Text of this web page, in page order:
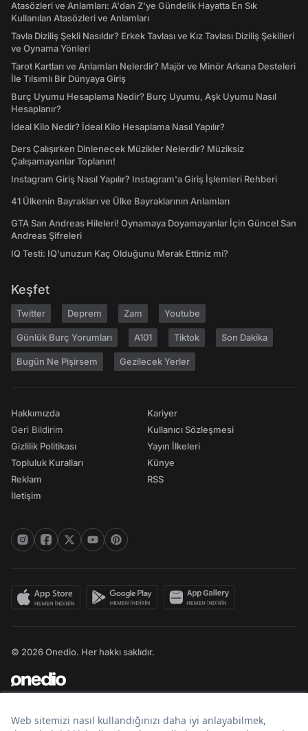
Atasözleri ve Anlamları: A'dan Z'ye Gündelik Hayatta En Sık
Kullanılan Atasözleri ve Anlamları
Tavla Diziliş Şekli Nasıldır? Erkek Tavlası ve Kız Tavlası Diziliş Şekilleri
ve Oynama Yönleri
Tarot Kartları ve Anlamları Nelerdir? Majör ve Minör Arkana Desteleri
İle Tılsımlı Bir Dünyaya Giriş
Burç Uyumu Hesaplama Nedir? Burç Uyumu, Aşk Uyumu Nasıl
Hesaplanır?
İdeal Kilo Nedir? İdeal Kilo Hesaplama Nasıl Yapılır?
Ders Çalışırken Dinlenecek Müzikler Nelerdir? Müziksiz
Çalışamayanlar Toplanın!
Instagram Giriş Nasıl Yapılır? Instagram'a Giriş İşlemleri Rehberi
41 Ülkenin Bayrakları ve Ülke Bayraklarının Anlamları
GTA San Andreas Hileleri! Oynamaya Doyamayanlar İçin Güncel San
Andreas Şifreleri
IQ Testi: IQ'unuzun Kaç Olduğunu Merak Ettiniz mi?
Keşfet
Twitter Deprem Zam Youtube
Günlük Burç Yorumları A101 Tiktok Son Dakika
Bugün Ne Pişirsem Gezilecek Yerler
Hakkımızda
Geri Bildirim
Gizlilik Politikası
Topluluk Kuralları
Reklam
İletişim
Kariyer
Kullanıcı Sözleşmesi
Yayın İlkeleri
Künye
RSS
© 2026 Onedio. Her hakkı saklıdır.
Bir markasıdır.